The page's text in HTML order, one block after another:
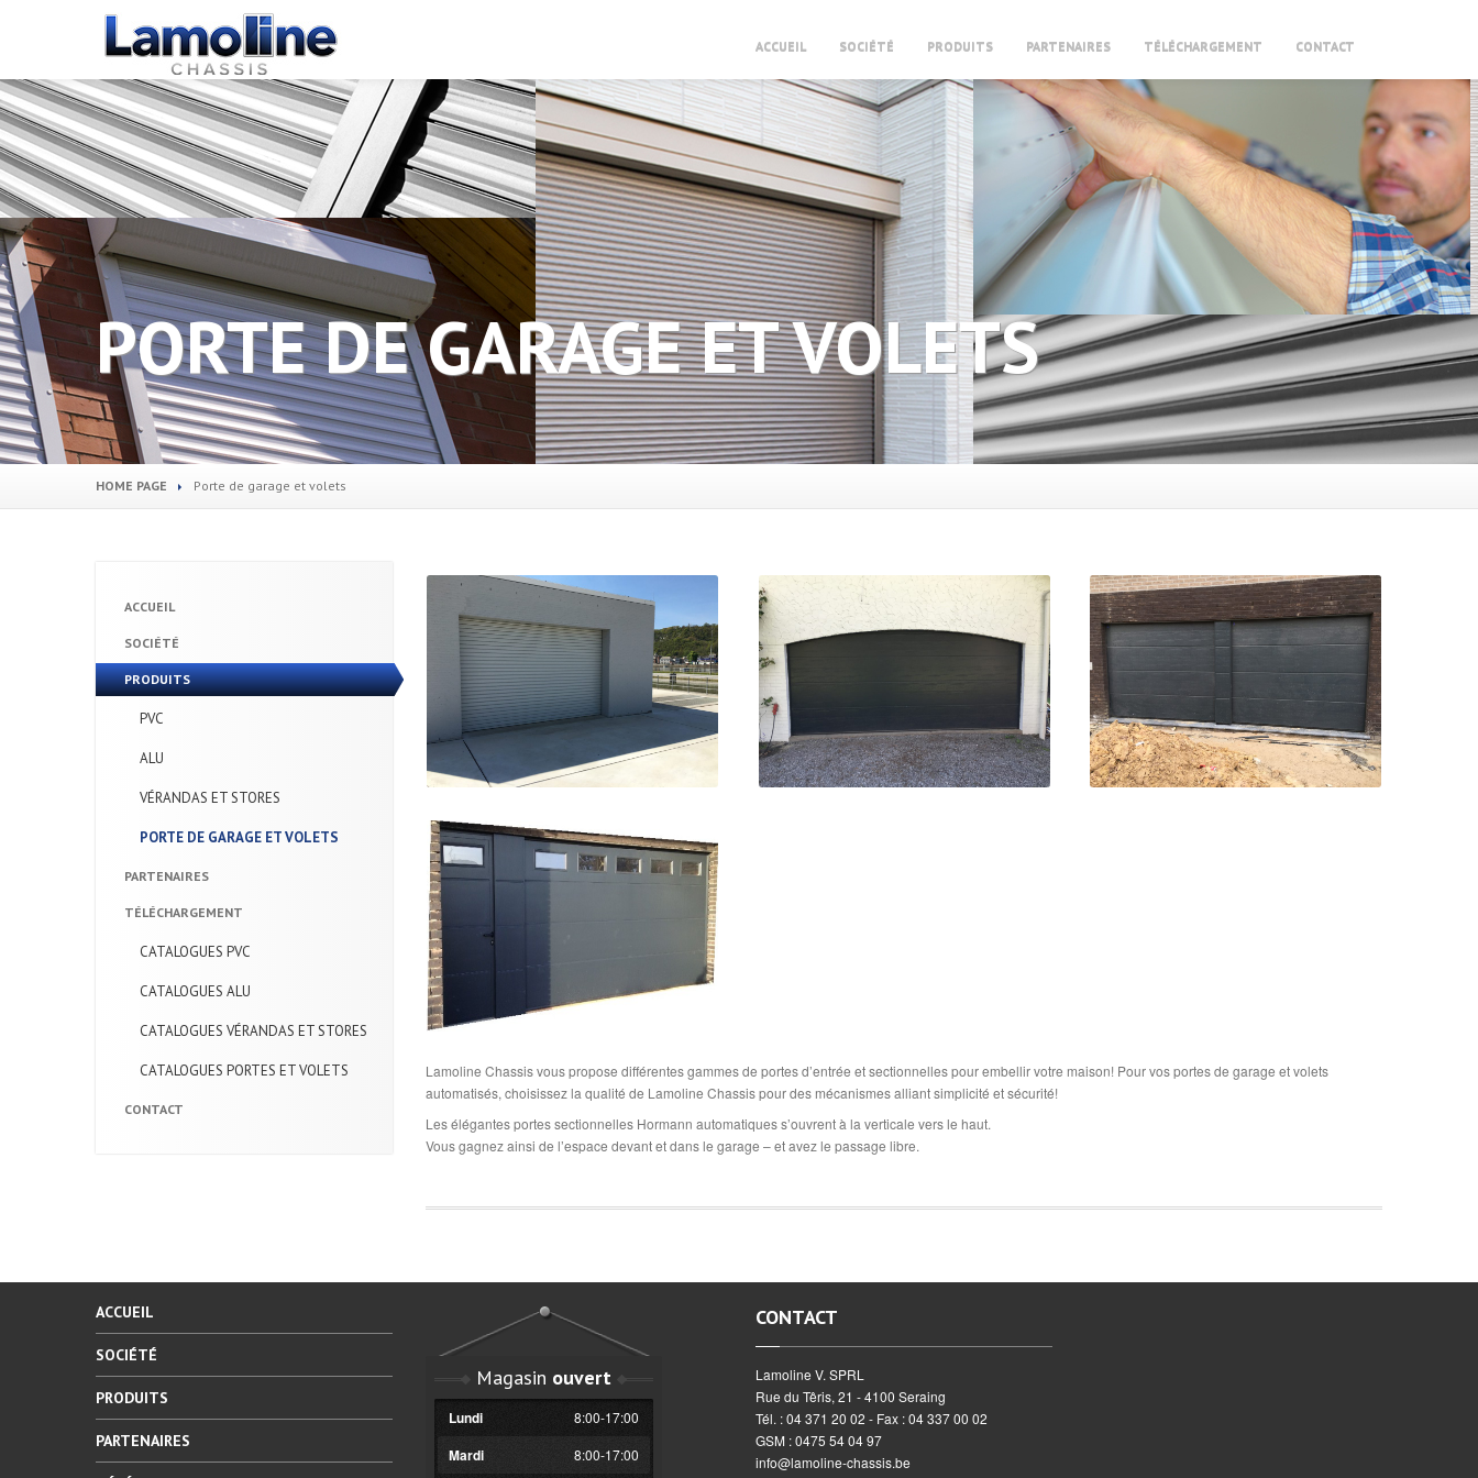
ACCUEIL SOCIÉTÉ PRODUITS PARTENAIRES TÉLÉCHARGEMENT CONTACT
PORTE DE GARAGE ET VOLETS
HOME PAGE Porte de garage et volets
ACCUEIL
SOCIÉTÉ
PRODUITS
PVC
ALU
VÉRANDAS ET STORES
PORTE DE GARAGE ET VOLETS
PARTENAIRES
TÉLÉCHARGEMENT
CATALOGUES PVC
CATALOGUES ALU
CATALOGUES VÉRANDAS ET STORES
CATALOGUES PORTES ET VOLETS
CONTACT
Lamoline Chassis vous propose différentes gammes de portes d’entrée et sectionnelles pour embellir votre maison! Pour vos portes de garage et volets
automatisés, choisissez la qualité de Lamoline Chassis pour des mécanismes alliant simplicité et sécurité!
Les élégantes portes sectionnelles Hormann automatiques s’ouvrent à la verticale vers le haut.
Vous gagnez ainsi de l’espace devant et dans le garage – et avez le passage libre.
ACCUEIL
SOCIÉTÉ
PRODUITS
PARTENAIRES
Magasin ouvert
Lundi 8:00-17:00
Mardi 8:00-17:00
CONTACT
Lamoline V. SPRL
Rue du Têris, 21 - 4100 Seraing
Tél. : 04 371 20 02 - Fax : 04 337 00 02
GSM : 0475 54 04 97
info@lamoline-chassis.be